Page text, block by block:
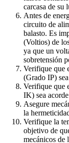
carcasa de su
Antes de
circuito de
balasto. Es
(Voltios) de
ya que un
sobretensión
Verifique que
(Grado IP)
Verifique que
IK) sea
Asegure
la
Verifique la
objetivo de
mecánicos de